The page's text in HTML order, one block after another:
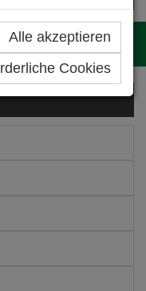
Alle akzeptieren
Cookies